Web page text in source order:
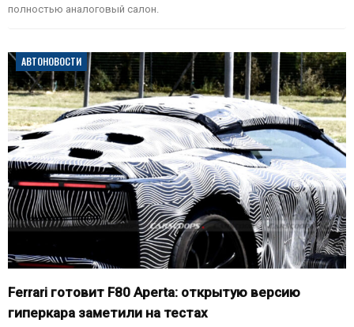
полностью аналоговый салон.
АВТОНОВОСТИ
Ferrari готовит F80 Aperta: открытую версию
гиперкара заметили на тестах